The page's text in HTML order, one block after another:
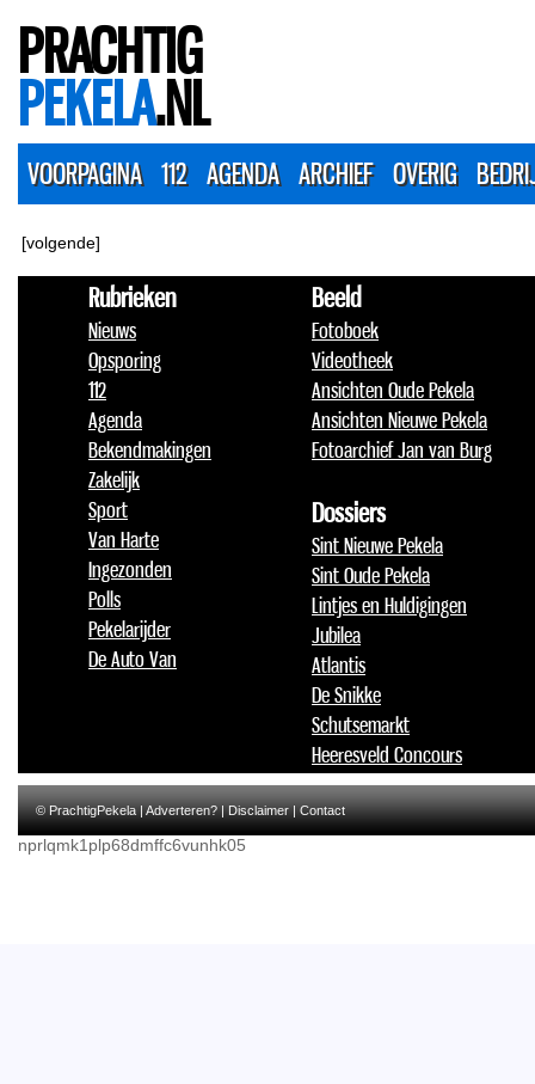
PRACHTIG
PEKELA.NL
VOORPAGINA 112 AGENDA ARCHIEF OVERIG
[volgende]
Rubrieken
Nieuws
Opsporing
112
Agenda
Bekendmakingen
Zakelijk
Sport
Van Harte
Ingezonden
Polls
Pekelarijder
De Auto Van
Beeld
Fotoboek
Videotheek
Ansichten Oude Pekela
Ansichten Nieuwe Pekela
Fotoarchief Jan van Burg
Dossiers
Sint Nieuwe Pekela
Sint Oude Pekela
Lintjes en Huldigingen
Jubilea
Atlantis
De Snikke
Schutsemarkt
Heeresveld Concours
© PrachtigPekela |Adverteren?|Disclaimer|Contact
nprlqmk1plp68dmffc6vunhk05